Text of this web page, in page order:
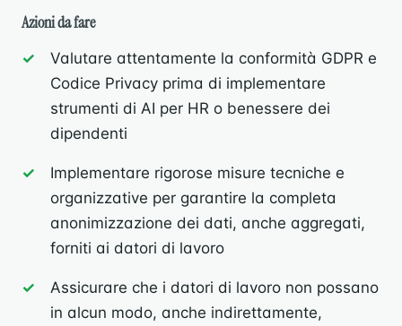
Azioni da fare
Valutare attentamente la conformità GDPR e
Codice Privacy prima di implementare
strumenti di AI per HR o benessere dei
dipendenti
Implementare rigorose misure tecniche e
organizzative per garantire la completa
anonimizzazione dei dati, anche aggregati,
forniti ai datori di lavoro
Assicurare che i datori di lavoro non possano
in alcun modo, anche indirettamente,